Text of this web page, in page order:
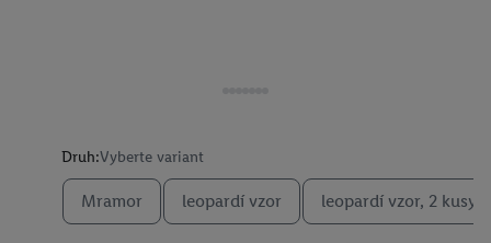
Druh:Vyberte variant
Mramor leopardí vzor leopardí vzor, 2 kusy